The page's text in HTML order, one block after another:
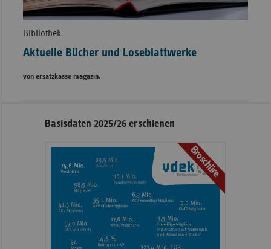
Bibliothek
Aktuelle Bücher und Loseblattwerke
von ersatzkasse magazin.
Seitennavigation
Seitenleiste
Informationen
Basisdaten 2025/26 erschienen
Broschüre